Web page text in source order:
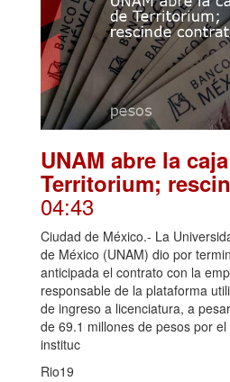
UNAM abre la
Territorium;
04:43
Ciudad de México.- La
de México (UNAM) dio por
anticipada el contrato con la
responsable de la plataforma
de ingreso a licenciatura, a
de 69.1 millones de pesos por
instituc
Rio19